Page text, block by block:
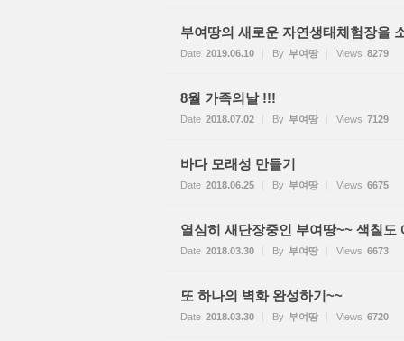
부여땅의 새로운 자연생태체험장을
Date 2019.06.10 By 부여땅 Views 8279
8월 가족의날 !!!
Date 2018.07.02 By 부여땅 Views 7129
바다 모래성 만들기
Date 2018.06.25 By 부여땅 Views 6675
열심히 새단장중인 부여땅~~ 색칠도
Date 2018.03.30 By 부여땅 Views 6673
또 하나의 벽화 완성하기~~
Date 2018.03.30 By 부여땅 Views 6720